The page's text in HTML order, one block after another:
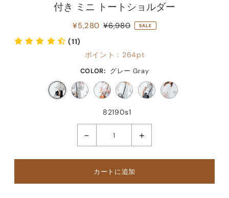
付き ミニ トートショルダー
¥5,280 ¥6,980 SALE
(11)
ポイント： 264pt
COLOR: グレー Gray
82190s1
- +